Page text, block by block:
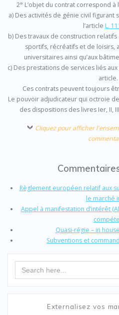
2° L’objet du contrat correspond à
a) Des activités de génie civil figurant
l’article L.
b) Des travaux de construction
sportifs, récréatifs et de loisirs,
universitaires ainsi qu’aux
c) Des prestations de services liés
article.
Ces contrats peuvent toujours
Le pouvoir adjudicateur qui octroie
des dispositions des livres Ier, II,
Cliquez pour afficher
Règlement européen relatif aux
le marché
Appel à manifestation d’intérêt
Quasi-régie – in
Subventions et
Externalisez vos